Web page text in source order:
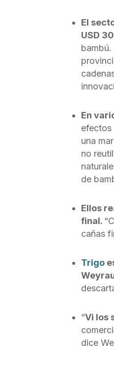
El
USD
En
efectos
una
no
de
Ellos
final.
cañas
Trigo
“Vi los
dice